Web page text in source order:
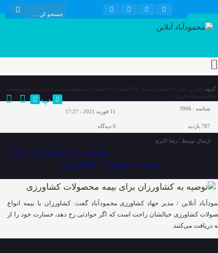
گروه : آخرین اخبار / اجتماعی / استان ها / اسلاید بالا / اقتصادی / پیشنهاد سردبیر / مازندران و شهرستان
ها
/ محمودآباد / ویژه پ
شناسه : 3966 11 فوریه 2021 - 17:27
787 بازدید 0 دیدگاه
ارسال توسط : رضا اکبری
توصیه به کشاورزان برای
بیمه محصولات کشاورزی
آنلاین / مدیر جهاد کشاورزی محمودآباد گفت: کشاورزان با بیمه انواع
کشاورزی خیالشان راحت است که اگر حوادثی رخ دهد، خسارت خود را از
دریافت می‌کنند.